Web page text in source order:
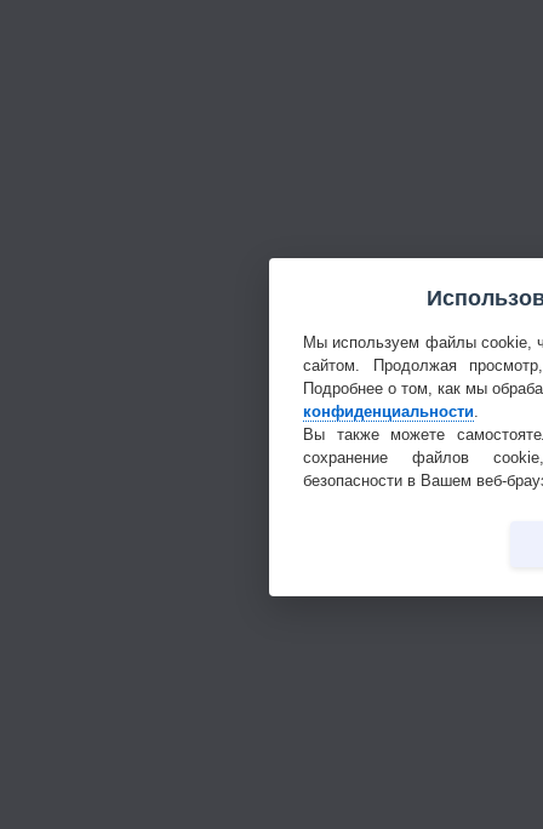
Мы используем файлы cookie,
сайтом. Продолжая
Подробнее о том, как мы
конфиденциальности
Вы также можете
сохранение файлов
безопасности в Вашем веб-